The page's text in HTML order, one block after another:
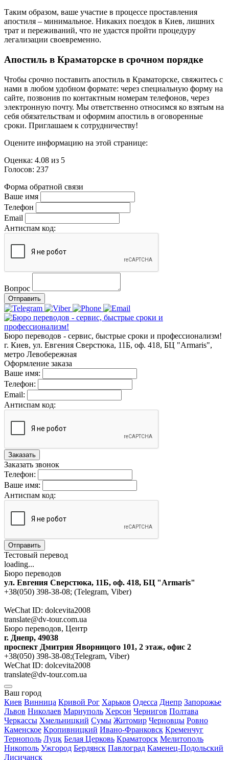
Таким образом, ваше участие в процессе проставления
апостиля – минимальное. Никаких поездок в Киев, лишних
трат и переживаний, что не удастся пройти процедуру
легализации своевременно.
Апостиль в Краматорске в срочном порядке
Чтобы срочно поставить апостиль в Краматорске, свяжитесь с
нами в любом удобном формате: через специальную форму на
сайте, позвонив по контактным номерам телефонов, через
электронную почту. Мы ответственно относимся ко взятым на
себя обязательствам и оформим апостиль в оговоренные
сроки. Приглашаем к сотрудничеству!
Оцените информацию на этой странице:
Оценка: 4.08 из 5
Голосов: 237
Форма обратной связи
Ваше имя
Телефон
Email
Антиспам код:
Вопрос
Отправить
Бюро переводов - сервис, быстрые сроки и профессионализм!
г. Киев, ул. Евгения Сверстюка, 11Б, оф. 418, БЦ "Armaris",
метро Левобережная
Оформление заказа
Ваше имя:
Телефон:
Email:
Антиспам код:
Заказать
Заказать звонок
Телефон:
Ваше имя:
Антиспам код:
Отправить
Тестовый перевод
loading...
Бюро переводов
ул. Евгения Сверстюка, 11Б, оф. 418, БЦ "Armaris"
+38(050) 398-38-08; (Telegram, Viber)
WeChat ID: dolcevita2008
translate@dv-tour.com.ua
Бюро переводов, Центр
г. Днепр, 49038
проспект Дмитрия Яворницого 101, 2 этаж, офис 2
+38(050) 398-38-08;(Telegram, Viber)
WeChat ID: dolcevita2008
translate@dv-tour.com.ua
Ваш город
Киев Винница Кривой Рог Харьков Одесса Днепр Запорожье
Львов Николаев Мариуполь Херсон Чернигов Полтава
Черкассы Хмельницкий Сумы Житомир Черновцы Ровно
Каменское Кропивницкий Ивано-Франковск Кременчуг
Тернополь Луцк Белая Церковь Краматорск Мелитополь
Никополь Ужгород Бердянск Павлоград Каменец-Подольский
Лисичанск